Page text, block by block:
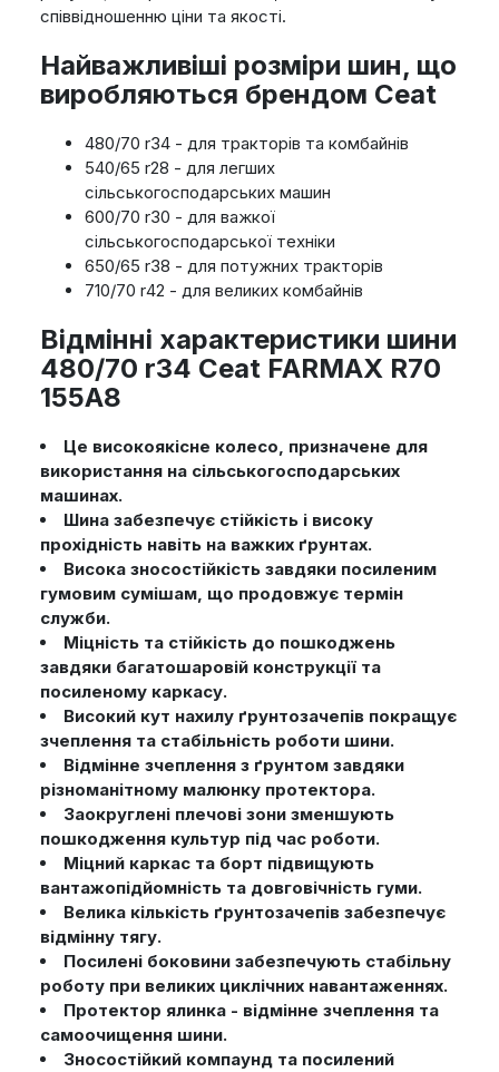
співвідношенню ціни та якості.
Найважливіші розміри шин, що
виробляються брендом Ceat
480/70 r34 - для тракторів та комбайнів
540/65 r28 - для легших
сільськогосподарських машин
600/70 r30 - для важкої
сільськогосподарської техніки
650/65 r38 - для потужних тракторів
710/70 r42 - для великих комбайнів
Відмінні характеристики шини
480/70 r34 Ceat FARMAX R70
155A8
Це високоякісне колесо, призначене для
використання на сільськогосподарських
машинах.
Шина забезпечує стійкість і високу
прохідність навіть на важких ґрунтах.
Висока зносостійкість завдяки посиленим
гумовим сумішам, що продовжує термін
служби.
Міцність та стійкість до пошкоджень
завдяки багатошаровій конструкції та
посиленому каркасу.
Високий кут нахилу ґрунтозачепів покращує
зчеплення та стабільність роботи шини.
Відмінне зчеплення з ґрунтом завдяки
різноманітному малюнку протектора.
Заокруглені плечові зони зменшують
пошкодження культур під час роботи.
Міцний каркас та борт підвищують
вантажопідйомність та довговічність гуми.
Велика кількість ґрунтозачепів забезпечує
відмінну тягу.
Посилені боковини забезпечують стабільну
роботу при великих циклічних навантаженнях.
Протектор ялинка - відмінне зчеплення та
самоочищення шини.
Зносостійкий компаунд та посилений